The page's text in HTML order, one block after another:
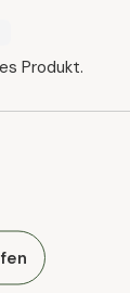
Produkt.